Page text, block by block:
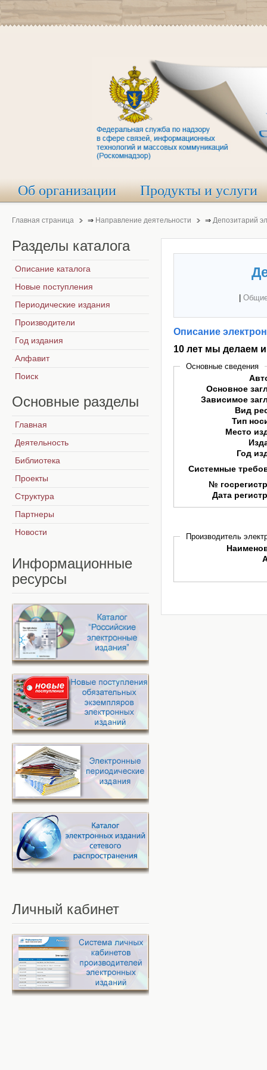
Об организации Продукты и услуги
Главная страница ⇒ Направление деятельности ⇒ Депозитарий
Описание
10 лет мы делаем
Основные сведения
Основное
Зависимое
Вид
Тип
Место
Год
Системные
№
Дата
Производитель
Разделы каталога
Описание каталога
Новые поступления
Периодические издания
Производители
Год издания
Алфавит
Поиск
Основные разделы
Главная
Деятельность
Библиотека
Проекты
Структура
Партнеры
Новости
Информационные
ресурсы
Личный кабинет